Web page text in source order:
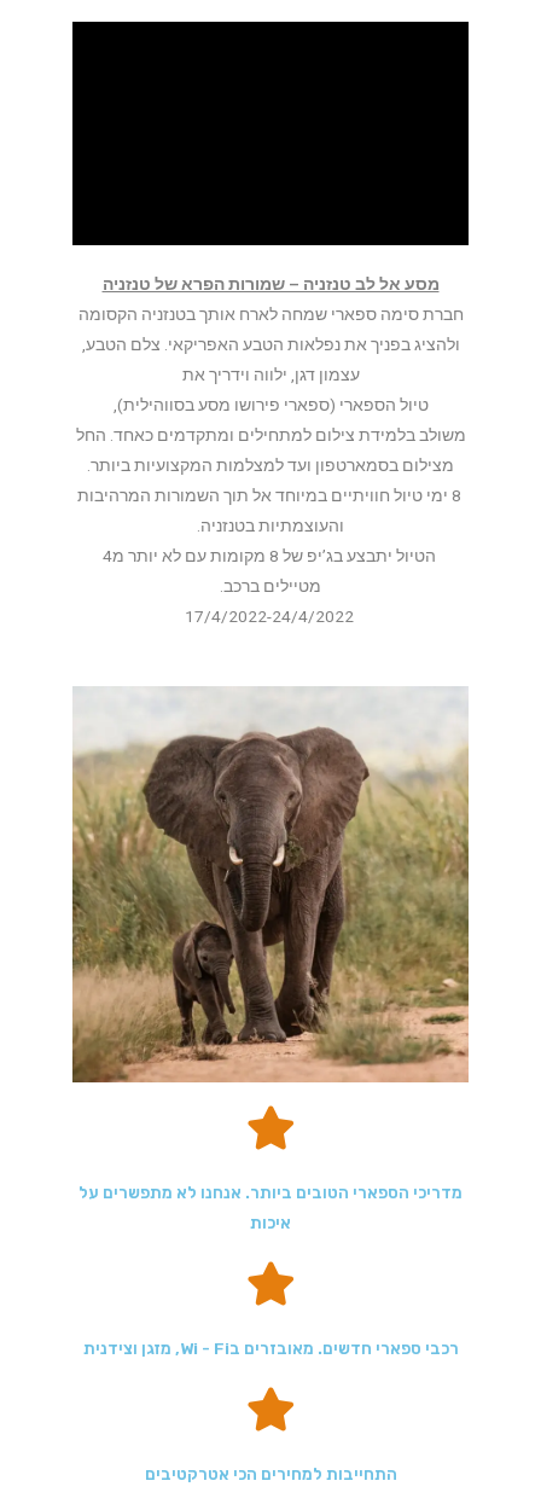
מסע אל לב טנזניה – שמורות הפרא של טנזניה
חברת סימה ספארי שמחה לארח אותך בטנזניה הקסומה
ולהציג בפניך את נפלאות הטבע האפריקאי. צלם הטבע,
עצמון דגן, ילווה וידריך את
טיול הספארי (ספארי פירושו מסע בסווהילית),
משולב בלמידת צילום למתחילים ומתקדמים כאחד. החל
מצילום בסמארטפון ועד למצלמות המקצועיות ביותר.
8 ימי טיול חוויתיים במיוחד אל תוך השמורות המרהיבות
והעוצמתיות בטנזניה.
הטיול יתבצע בג’יפ של 8 מקומות עם לא יותר מ4
מטיילים ברכב.
מדריכי הספארי הטובים ביותר. אנחנו לא מתפשרים על
איכות
רכבי ספארי חדשים. מאובזרים בWi - Fi, מזגן וצידנית
התחייבות למחירים הכי אטרקטיבים